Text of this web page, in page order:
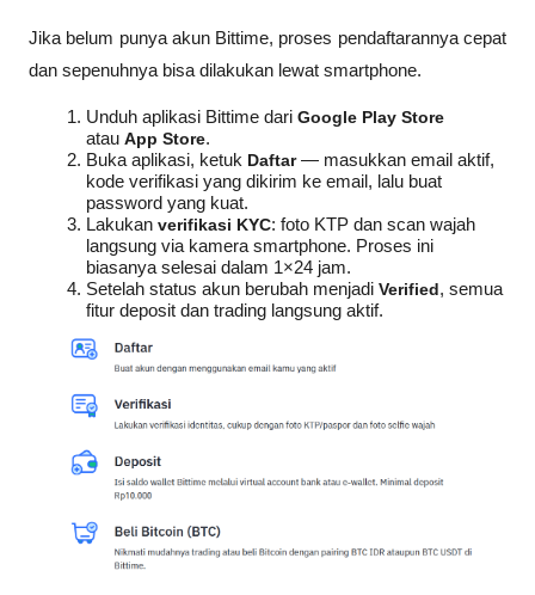
Jika belum punya akun Bittime, proses pendaftarannya cepat
dan sepenuhnya bisa dilakukan lewat smartphone.
Unduh aplikasi Bittime dari Google Play Store
atau App Store.
Buka aplikasi, ketuk Daftar — masukkan email aktif,
kode verifikasi yang dikirim ke email, lalu buat
password yang kuat.
Lakukan verifikasi KYC: foto KTP dan scan wajah
langsung via kamera smartphone. Proses ini
biasanya selesai dalam 1×24 jam.
Setelah status akun berubah menjadi Verified, semua
fitur deposit dan trading langsung aktif.